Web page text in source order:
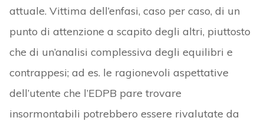
attuale. Vittima dell’enfasi, caso per caso, di un
punto di attenzione a scapito degli altri, piuttosto
che di un’analisi complessiva degli equilibri e
contrappesi; ad es. le ragionevoli aspettative
dell’utente che l’EDPB pare trovare
insormontabili potrebbero essere rivalutate da